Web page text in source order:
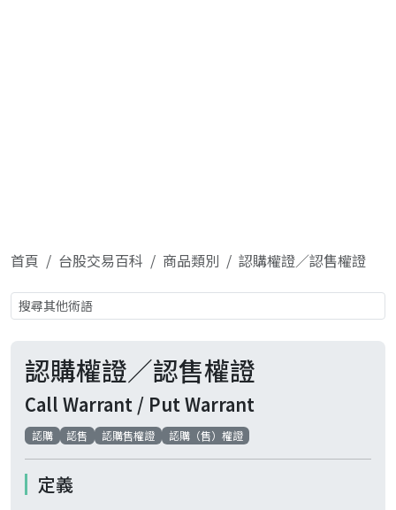
首頁 台股交易百科 商品類別 認購權證／認售權證
認購權證／認售權證
Call Warrant / Put Warrant
認購 認售 認購售權證 認購（售）權證
定義